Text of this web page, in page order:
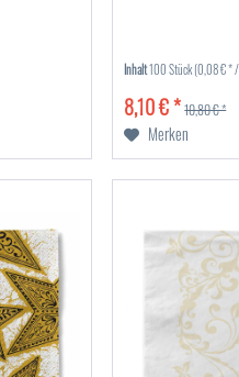
Inhalt100 Stück(0,08 € *
8,10 € *10,80 € *
Merken